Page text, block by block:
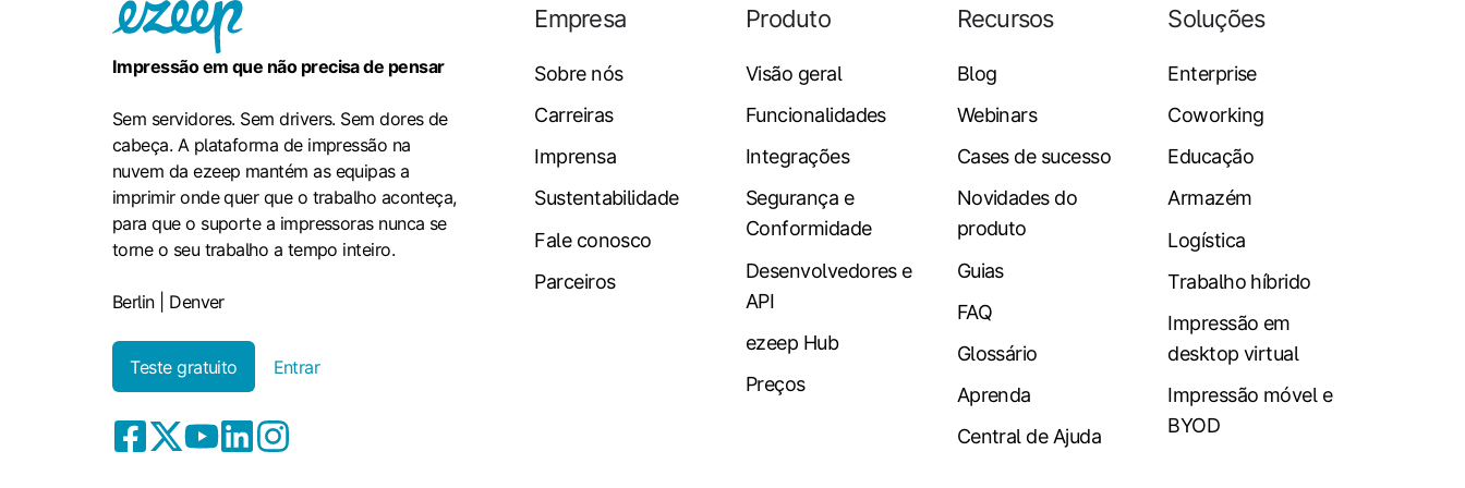
Impressão em que não precisa de pensar
Sem servidores. Sem drivers. Sem dores de
cabeça. A plataforma de impressão na
nuvem da ezeep mantém as equipas a
imprimir onde quer que o trabalho aconteça,
para que o suporte a impressoras nunca se
torne o seu trabalho a tempo inteiro.
Berlin | Denver
Teste gratuito Entrar
Empresa
Sobre nós
Carreiras
Imprensa
Sustentabilidade
Fale conosco
Parceiros
Produto
Visão geral
Funcionalidades
Integrações
Segurança e
Conformidade
Desenvolvedores e
API
ezeep Hub
Preços
Recursos
Blog
Webinars
Cases de sucesso
Novidades do
produto
Guias
FAQ
Glossário
Aprenda
Central de Ajuda
Soluções
Enterprise
Coworking
Educação
Armazém
Logística
Trabalho híbrido
Impressão em
desktop virtual
Impressão móvel e
BYOD